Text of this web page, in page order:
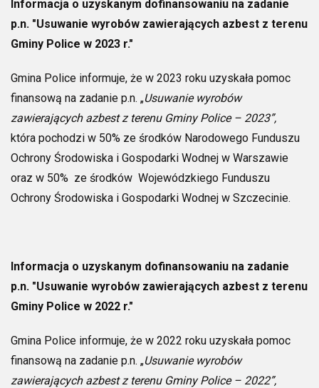
Informacja o uzyskanym dofinansowaniu na zadanie
p.n. "Usuwanie wyrobów zawierających azbest z terenu
Gminy Police w 2023 r."
Gmina Police informuje, że w 2023 roku uzyskała pomoc
finansową na zadanie p.n. „Usuwanie wyrobów
zawierających azbest z terenu Gminy Police – 2023”,
która pochodzi w 50% ze środków Narodowego Funduszu
Ochrony Środowiska i Gospodarki Wodnej w Warszawie
oraz w 50% ze środków Wojewódzkiego Funduszu
Ochrony Środowiska i Gospodarki Wodnej w Szczecinie.
Informacja o uzyskanym dofinansowaniu na zadanie
p.n. "Usuwanie wyrobów zawierających azbest z terenu
Gminy Police w 2022 r."
Gmina Police informuje, że w 2022 roku uzyskała pomoc
finansową na zadanie p.n. „Usuwanie wyrobów
zawierających azbest z terenu Gminy Police – 2022”,